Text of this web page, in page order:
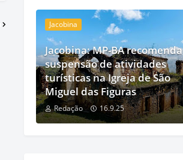
Jacobina
Jacobina: MP-BA recomenda
suspensão de atividades
turísticas na Igreja de São
Miguel das Figuras
Redação 16.9.25